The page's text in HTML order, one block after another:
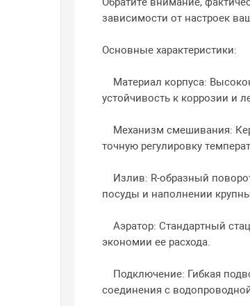
зависимости от настроек
Основные характеристики:
Материал корпуса:
устойчивость к коррозии и
Механизм смешивания:
точную регулировку
Излив: R-образный
посуды и наполнении
Аэратор: Стандартный
экономии ее расхода.​
Подключение: Гибкая
соединения с